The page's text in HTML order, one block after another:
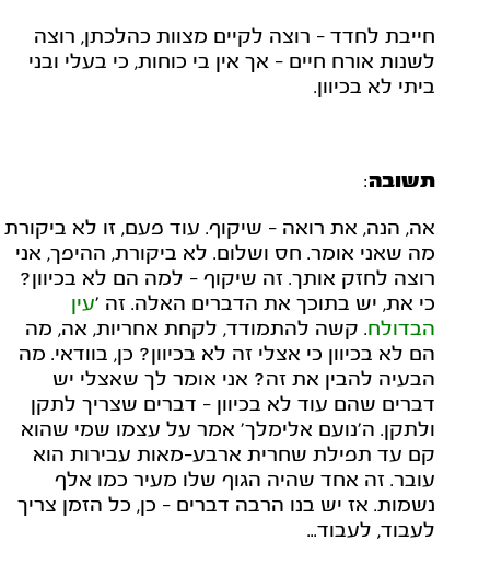
חייבת לחדד – רוצה לקיים מצוות כהלכתן, רוצה
לשנות אורח חיים – אך אין בי כוחות, כי בעלי ובני
ביתי לא בכיוון.
תשובה:
אה, הנה, את רואה – שיקוף. עוד פעם, זו לא ביקורת
מה שאני אומר. חס ושלום. לא ביקורת, ההיפך, אני
רוצה לחזק אותך. זה שיקוף – למה הם לא בכיוון?
כי את, יש בתוכך את הדברים האלה. זה 'עין
הבדולח. קשה להתמודד, לקחת אחריות, אה, מה
הם לא בכיוון כי אצלי זה לא בכיוון? כן, בוודאי. מה
הבעיה להבין את זה? אני אומר לך שאצלי יש
דברים שהם עוד לא בכיוון – דברים שצריך לתקן
ולתקן. ה'נועם אלימלך' אמר על עצמו שמי שהוא
קם עד תפילת שחרית ארבע-מאות עבירות הוא
עובר. זה אחד שהיה הגוף שלו מעיר כמו אלף
נשמות. אז יש בנו הרבה דברים – כן, כל הזמן צריך
לעבוד, לעבוד...